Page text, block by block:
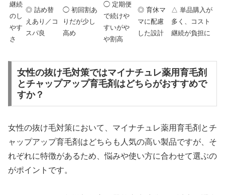
継続
のし
やす
さ
◎ 詰め替
えあり／コ
スパ良
◯ 初回割あ
りだが少し
高め
◯ 定期便
で続けや
すいがや
や割高
◎ 育休マ
マに配慮
した設計
△ 単品購入が
多く、コスト
継続が負担に
女性の抜け毛対策ではマイナチュレ薬用育毛剤
とチャップアップ育毛剤はどちらがおすすめで
すか？
女性の抜け毛対策において、マイナチュレ薬用育毛剤とチ
ャップアップ育毛剤はどちらも人気の高い製品ですが、そ
れぞれに特徴があるため、悩みや使い方に合わせて選ぶの
がポイントです。